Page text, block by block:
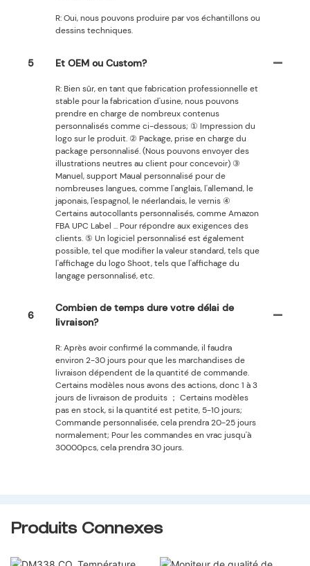
R: Oui, nous pouvons produire par vos échantillons ou
dessins techniques.
5 Et OEM ou Custom?
R: Bien sûr, en tant que fabrication professionnelle et
stable pour la fabrication d'usine, nous pouvons
prendre en charge de nombreux contenus
personnalisés comme ci-dessous; ① Impression du
logo sur le produit. ② Package, prise en charge du
package personnalisé. (Nous pouvons envoyer des
illustrations neutres au client pour concevoir) ③
Manuel, support Maual personnalisé pour de
nombreuses langues, comme l'anglais, l'allemand, le
japonais, l'espagnol, le néerlandais, le vernis ④
Certains autocollants personnalisés, comme Amazon
FBA UPC Label ... Pour répondre aux exigences des
clients. ⑤ Un logiciel personnalisé est également
possible, tel que modifier la valeur standard, tels que
l'affichage du logo Shoot, tels que l'affichage du
langage personnalisé, etc.
6
Combien de temps dure votre délai de
livraison?
R: Après avoir confirmé la commande, il faudra
environ 2-30 jours pour que les marchandises de
livraison dépendent de la quantité de commande.
Certains modèles nous avons des actions, donc 1 à 3
jours de livraison de produits ； Certains modèles
pas en stock, si la quantité est petite, 5-10 jours;
Commande personnalisée, cela prendra 20-25 jours
normalement; Pour les commandes en vrac jusqu'à
30000pcs, cela prendra 30 jours.
Produits Connexes